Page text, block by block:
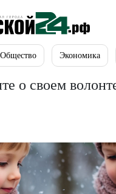
Общество Экономика
о своем